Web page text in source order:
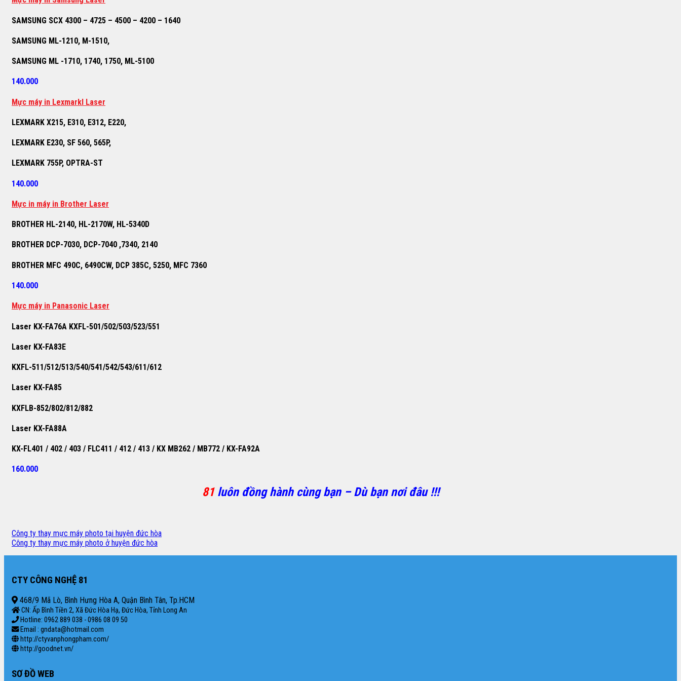
SAMSUNG SCX 4300 – 4725 – 4500 – 4200 – 1640
SAMSUNG ML-1210, M-1510,
SAMSUNG ML -1710, 1740, 1750, ML-5100
140.000
Mực máy in Lexmarkl Laser
LEXMARK X215, E310, E312, E220,
LEXMARK E230, SF 560, 565P,
LEXMARK 755P, OPTRA-ST
140.000
Mực in máy in Brother Laser
BROTHER HL-2140, HL-2170W, HL-5340D
BROTHER DCP-7030, DCP-7040 ,7340, 2140
BROTHER MFC 490C, 6490CW, DCP 385C, 5250, MFC 7360
140.000
Mực máy in Panasonic Laser
Laser KX-FA76A KXFL-501/502/503/523/551
Laser KX-FA83E
KXFL-511/512/513/540/541/542/543/611/612
Laser KX-FA85
KXFLB-852/802/812/882
Laser KX-FA88A
KX-FL401 / 402 / 403 / FLC411 / 412 / 413 / KX MB262 / MB772 / KX-FA92A
160.000
81luôn đồng hành cùng bạn – Dù bạn nơi đâu !!!
Công ty thay mực máy photo tại huyện đức hòa
Công ty thay mực máy photo ở huyện đức hòa
CTY CÔNG NGHỆ 81
468/9 Mã Lò, Bình Hưng Hòa A, Quận Bình Tân, Tp.HCM
CN: Ấp Bình Tiền 2, Xã Đức Hòa Hạ, Đức Hòa, Tỉnh Long An
Hotline: 0962 889 038 - 0986 08 09 50
Email : gndata@hotmail.com
http://ctyvanphongpham.com/
http://goodnet.vn/
SƠ ĐỒ WEB